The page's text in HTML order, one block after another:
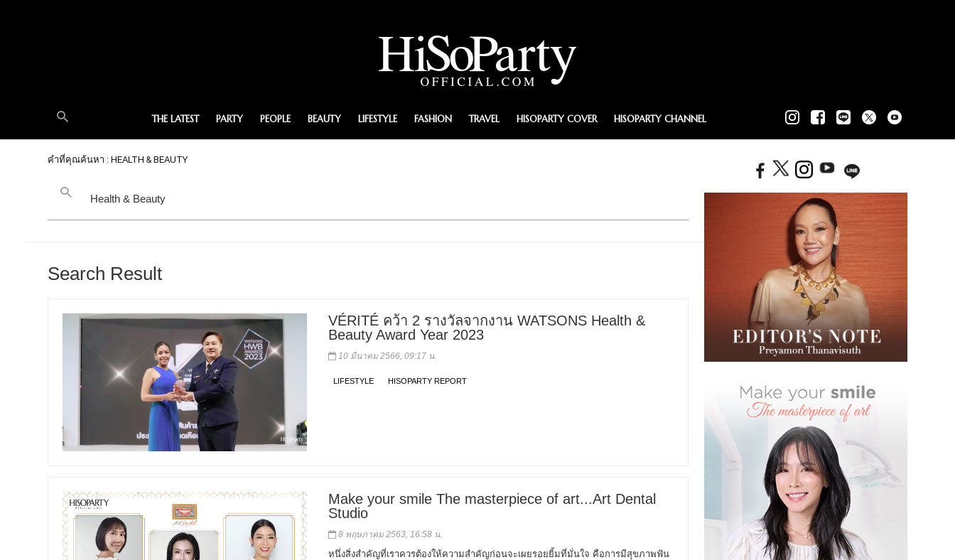
THE LATEST PARTY PEOPLE BEAUTY LIFESTYLE FASHION TRAVEL HISOPARTY COVER HISOPARTY CHANNEL
คำที่คุณค้นหา : HEALTH & BEAUTY
Search Result
VÉRITÉ คว้า 2 รางวัลจากงาน WATSONS Health &
Beauty Award Year 2023
10 มีนาคม 2566, 09:17 น.
LIFESTYLE HISOPARTY REPORT
Make your smile The masterpiece of art...Art Dental
Studio
8 พฤษภาคม 2563, 16:58 น.
หนึ่งสิ่งสำคัญที่เราควรต้องให้ความสำคัญก่อนจะเผยรอยยิ้มที่มั่นใจ คือการมีสุขภาพฟัน